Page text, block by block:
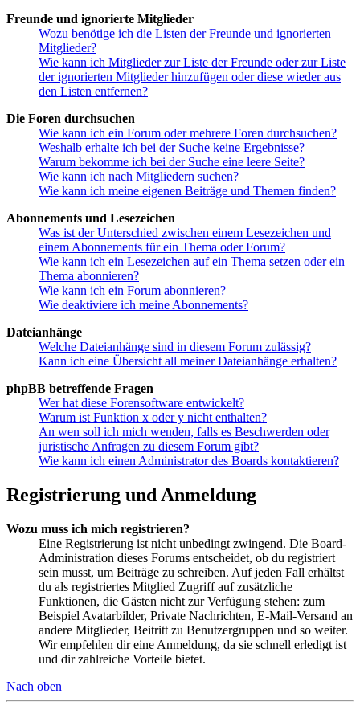
Freunde und ignorierte Mitglieder
Wozu benötige ich die Listen der Freunde und ignorierten
Mitglieder?
Wie kann ich Mitglieder zur Liste der Freunde oder zur Liste
der ignorierten Mitglieder hinzufügen oder diese wieder aus
den Listen entfernen?
Die Foren durchsuchen
Wie kann ich ein Forum oder mehrere Foren durchsuchen?
Weshalb erhalte ich bei der Suche keine Ergebnisse?
Warum bekomme ich bei der Suche eine leere Seite?
Wie kann ich nach Mitgliedern suchen?
Wie kann ich meine eigenen Beiträge und Themen finden?
Abonnements und Lesezeichen
Was ist der Unterschied zwischen einem Lesezeichen und
einem Abonnements für ein Thema oder Forum?
Wie kann ich ein Lesezeichen auf ein Thema setzen oder ein
Thema abonnieren?
Wie kann ich ein Forum abonnieren?
Wie deaktiviere ich meine Abonnements?
Dateianhänge
Welche Dateianhänge sind in diesem Forum zulässig?
Kann ich eine Übersicht all meiner Dateianhänge erhalten?
phpBB betreffende Fragen
Wer hat diese Forensoftware entwickelt?
Warum ist Funktion x oder y nicht enthalten?
An wen soll ich mich wenden, falls es Beschwerden oder
juristische Anfragen zu diesem Forum gibt?
Wie kann ich einen Administrator des Boards kontaktieren?
Registrierung und Anmeldung
Wozu muss ich mich registrieren?
Eine Registrierung ist nicht unbedingt zwingend. Die Board-
Administration dieses Forums entscheidet, ob du registriert
sein musst, um Beiträge zu schreiben. Auf jeden Fall erhältst
du als registriertes Mitglied Zugriff auf zusätzliche
Funktionen, die Gästen nicht zur Verfügung stehen: zum
Beispiel Avatarbilder, Private Nachrichten, E-Mail-Versand an
andere Mitglieder, Beitritt zu Benutzergruppen und so weiter.
Wir empfehlen dir eine Anmeldung, da sie schnell erledigt ist
und dir zahlreiche Vorteile bietet.
Nach oben